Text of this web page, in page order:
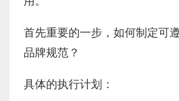
首先重要的一步，如何制定可
品牌规范？
具体的执行计划：